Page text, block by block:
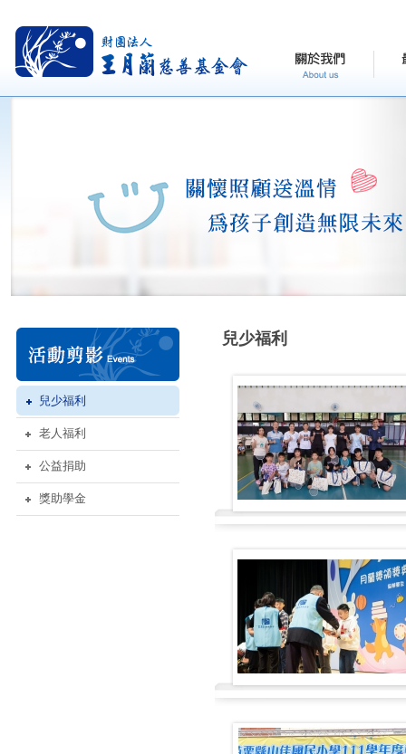
兒少福利
老人福利
公益捐助
獎助學金
兒少福利